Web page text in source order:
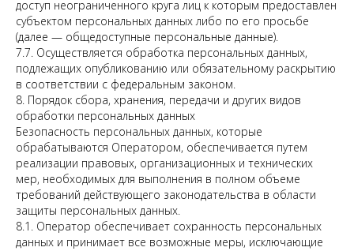
доступ неограниченного круга лиц к которым предоставлен
субъектом персональных данных либо по его просьбе
(далее — общедоступные персональные данные).
7.7. Осуществляется обработка персональных данных,
подлежащих опубликованию или обязательному раскрытию
в соответствии с федеральным законом.
8. Порядок сбора, хранения, передачи и других видов
обработки персональных данных
Безопасность персональных данных, которые
обрабатываются Оператором, обеспечивается путем
реализации правовых, организационных и технических
мер, необходимых для выполнения в полном объеме
требований действующего законодательства в области
защиты персональных данных.
8.1. Оператор обеспечивает сохранность персональных
данных и принимает все возможные меры, исключающие
БЕСПЛАТНАЯКОНСУЛЬТАЦИЯ
КОСМЕТОЛОГА
Оставьте заявку прямо сейчас и узнайте
подробнее о наших услугах и акциях!